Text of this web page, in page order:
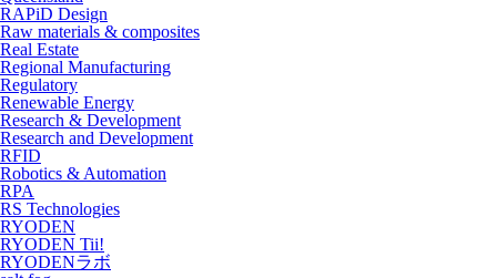
RAPiD Design
Raw materials & composites
Real Estate
Regional Manufacturing
Regulatory
Renewable Energy
Research & Development
Research and Development
RFID
Robotics & Automation
RPA
RS Technologies
RYODEN
RYODEN Tii!
RYODENラボ